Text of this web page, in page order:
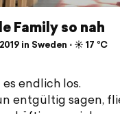
Family so nah
in Sweden ⋅ ☀️ 17 °C
endlich los.
entgültig sagen,